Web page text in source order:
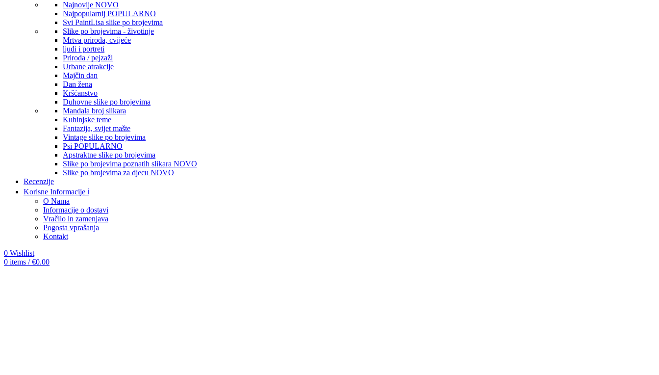
Najnovije NOVO
Najpopularnij POPULARNO
Svi PaintLisa slike po brojevima
Slike po brojevima - životinje
Mrtva priroda, cvijeće
ljudi i portreti
Priroda / pejzaži
Urbane atrakcije
Majčin dan
Dan žena
Kršćanstvo
Duhovne slike po brojevima
Mandala broj slikara
Kuhinjske teme
Fantazija, svijet mašte
Vintage slike po brojevima
Psi POPULARNO
Apstraktne slike po brojevima
Slike po brojevima poznatih slikara NOVO
Slike po brojevima za djecu NOVO
Recenzije
Korisne Informacije ℹ️
O Nama
Informacije o dostavi
Vračilo in zamenjava
Pogosta vprašanja
Kontakt
0 Wishlist
0 items / €0.00